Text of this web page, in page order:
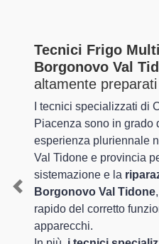
Tecnici Frigo
Borgonovo Val
altamente preparati
I tecnici specializzati di
Piacenza sono in grado
esperienza pluriennale
Val Tidone e provincia
sistemazione e la
Borgonovo Val Tidone
rapido del corretto
apparecchi.
Previous